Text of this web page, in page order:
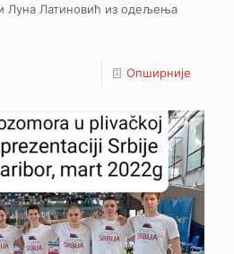
Луна Латиновић из одељења
Опширније